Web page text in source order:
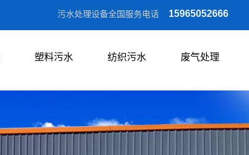
污水处理设备全国服务电话 15965052666
塑料污水 纺织污水 废气处理